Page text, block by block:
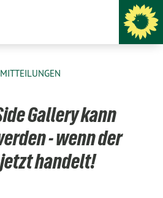
Gallery kann
- wenn der
handelt!